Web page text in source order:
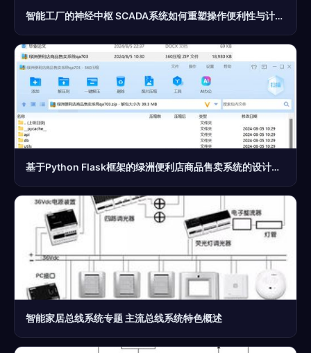
智能工厂的神经中枢 SCADA系统如何重塑操作便利性与计算机服务体系
基于Python Flask框架的绿洲便利店商品售卖系统的设计与实现
智能家居总线系统专题 主流总线系统特色概述